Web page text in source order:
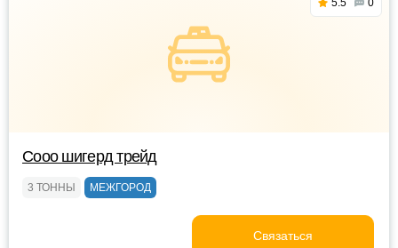
5.5 0
Сооо шигерд трейд
3 ТОННЫ МЕЖГОРОД
Связаться